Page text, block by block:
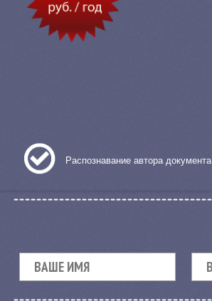
Распознавание автора документа